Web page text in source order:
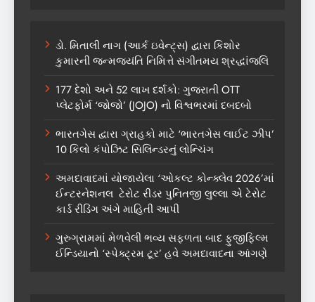
ડો. મિતાલી નાગ (આર્ક ઇવેન્ટ્સ) દ્વારા કિશોર
કુમારની જન્મજયંતિ નિમિત્તે સંગીતમય શ્રદ્ધાંજલિ
177 દેશો અને 52 લાખ દર્શકો: ગુજરાતી OTT
પ્લેટફોર્મ ‘જોજો’ (JOJO) નો વિશ્વભરમાં દબદબો
ભારતગેસ દ્વારા ગ્રાહકો માટે ‘ભારતગેસ લાઈટ ઝીપ’
10 કિલો કંપોઝિટ સિલિન્ડરનું લોન્ચિંગ
અમદાવાદમાં યોજાયેલા ‘ઓકલ્ટ કોન્ક્લેવ 2026’માં
ઈન્ટરનેશનલ ટેરોટ રીડર પુનિતજી લુલ્લા એ ટેરોટ
કાર્ડ રીડિંગ અંગે માહિતી આપી
ગુરુગ્રામમાં મેળવેલી ભવ્ય સફળતા બાદ ફુજીફિલ્મ
ઈન્ડિયાનો ‘સ્પેક્ટ્રમ ટૂર’ હવે અમદાવાદના આંગણે